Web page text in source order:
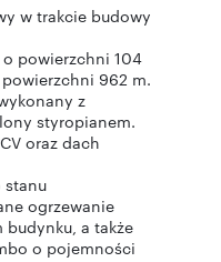
w trakcie budowy
powierzchni 104
962 m.
z
styropianem.
oraz dach
stanu
ogrzewanie
budynku, a także
o pojemności